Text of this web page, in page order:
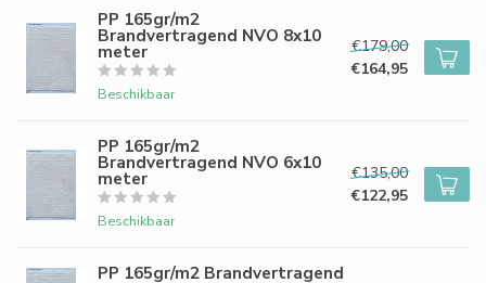
PP 165gr/m2
Brandvertragend NVO 8x10
meter
Beschikbaar
€179,00
€164,95
PP 165gr/m2
Brandvertragend NVO 6x10
meter
Beschikbaar
€135,00
€122,95
PP 165gr/m2 Brandvertragend